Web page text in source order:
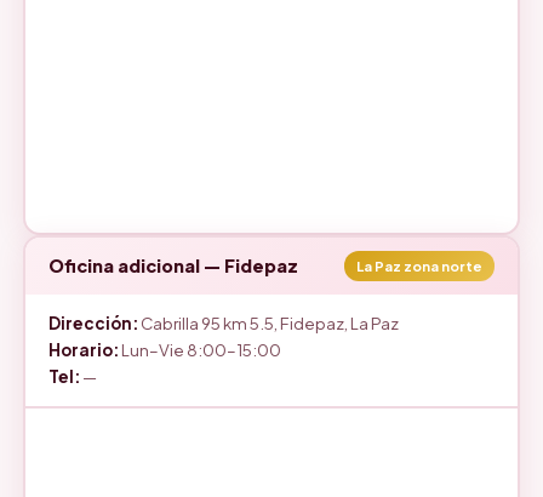
Oficina adicional — Fidepaz La Paz zona norte
Dirección: Cabrilla 95 km 5.5, Fidepaz, La Paz
Horario: Lun–Vie 8:00–15:00
Tel: —